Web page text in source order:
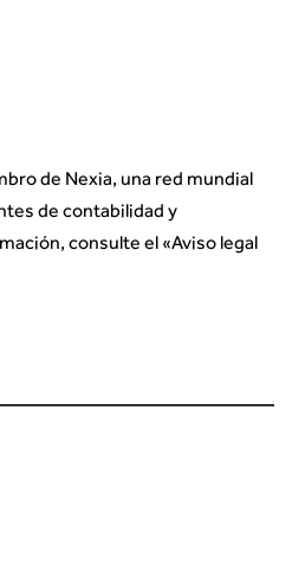
de Nexia, una red mundial
de contabilidad y
consulte el «Aviso legal